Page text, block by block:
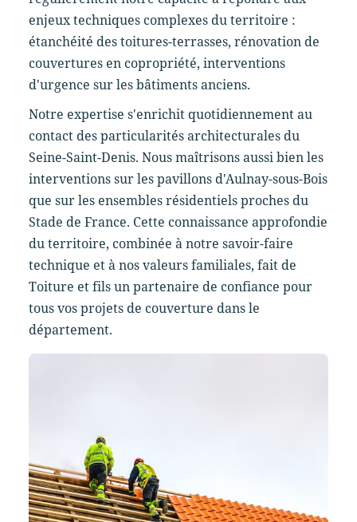
enjeux techniques complexes du territoire :
étanchéité des toitures-terrasses, rénovation de
couvertures en copropriété, interventions
d'urgence sur les bâtiments anciens.
Notre expertise s'enrichit quotidiennement au
contact des particularités architecturales du
Seine-Saint-Denis. Nous maîtrisons aussi bien les
interventions sur les pavillons d'Aulnay-sous-Bois
que sur les ensembles résidentiels proches du
Stade de France. Cette connaissance approfondie
du territoire, combinée à notre savoir-faire
technique et à nos valeurs familiales, fait de
Toiture et fils un partenaire de confiance pour
tous vos projets de couverture dans le
département.